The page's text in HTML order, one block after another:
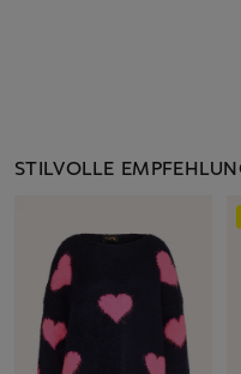
STILVOLLE